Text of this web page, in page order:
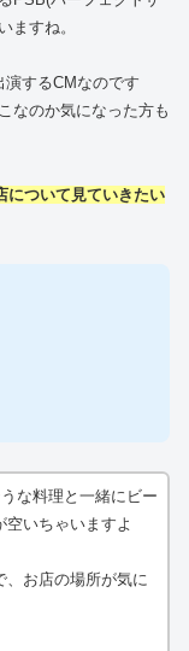
ますね。
するCMなのです
なのか気になった方も
について見ていきたい
な料理と一緒にビー
空いちゃいますよ
お店の場所が気に